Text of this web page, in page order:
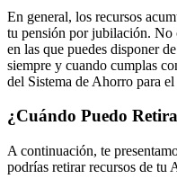
En general, los recursos
tu pensión por jubilación. No
en las que puedes disponer
siempre y cuando cumplas
del Sistema de Ahorro para
¿Cuándo Puedo
A continuación, te
podrías retirar recursos de tu